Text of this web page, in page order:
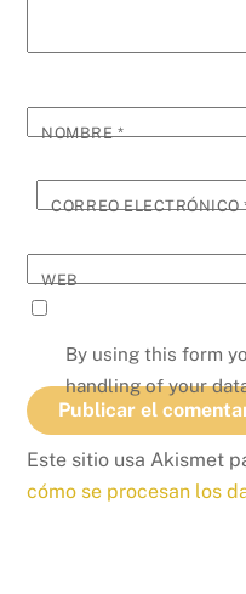
NOMBRE*
CORREO ELECTRÓNICO
WEB
By using this form
handling of your
Este sitio usa Akismet
cómo se procesan los